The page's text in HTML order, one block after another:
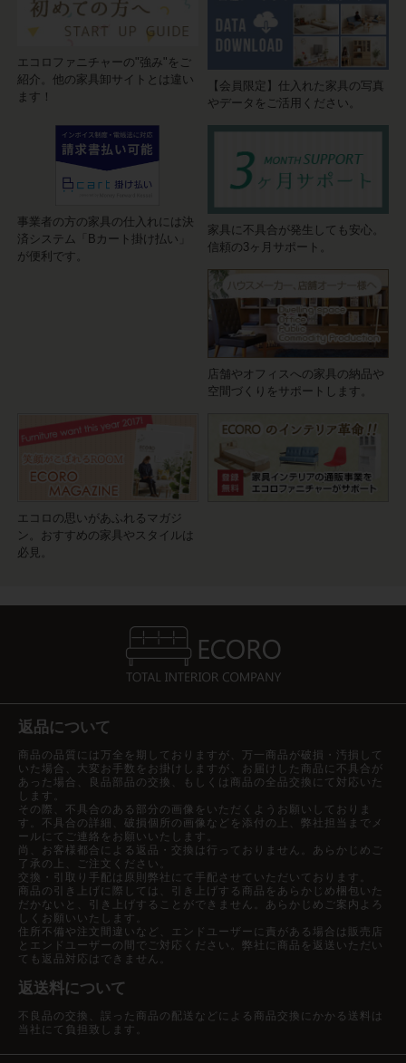
エコロファニチャーの"強み"をご
紹介。他の家具卸サイトとは違い
ます！
【会員限定】仕入れた家具の写真
やデータをご活用ください。
事業者の方の家具の仕入れには決
済システム「Bカート掛け払い」
が便利です。
家具に不具合が発生しても安心。
信頼の3ヶ月サポート。
店舗やオフィスへの家具の納品や
空間づくりをサポートします。
エコロの思いがあふれるマガジ
ン。おすすめの家具やスタイルは
必見。
返品について
商品の品質には万全を期しておりますが、万一商品が破損・汚損して
いた場合、大変お手数をお掛けしますが、お届けした商品に不具合が
あった場合、良品部品の交換、もしくは商品の全品交換にて対応いた
します。
その際、不具合のある部分の画像をいただくようお願いしておりま
す。不具合の詳細、破損個所の画像などを添付の上、弊社担当までメ
ールにてご連絡をお願いいたします。
尚、お客様都合による返品・交換は行っておりません。あらかじめご
了承の上、ご注文ください。
交換・引取り手配は原則弊社にて手配させていただいております。
商品の引き上げに際しては、引き上げする商品をあらかじめ梱包いた
だかないと、引き上げすることができません。あらかじめご案内よろ
しくお願いいたします。
住所不備や注文間違いなど、エンドユーザーに責がある場合は販売店
とエンドユーザーの間でご対応ください。弊社に商品を返送いただい
ても返品対応はできません。
返送料について
不良品の交換、誤った商品の配送などによる商品交換にかかる送料は
当社にて負担致します。